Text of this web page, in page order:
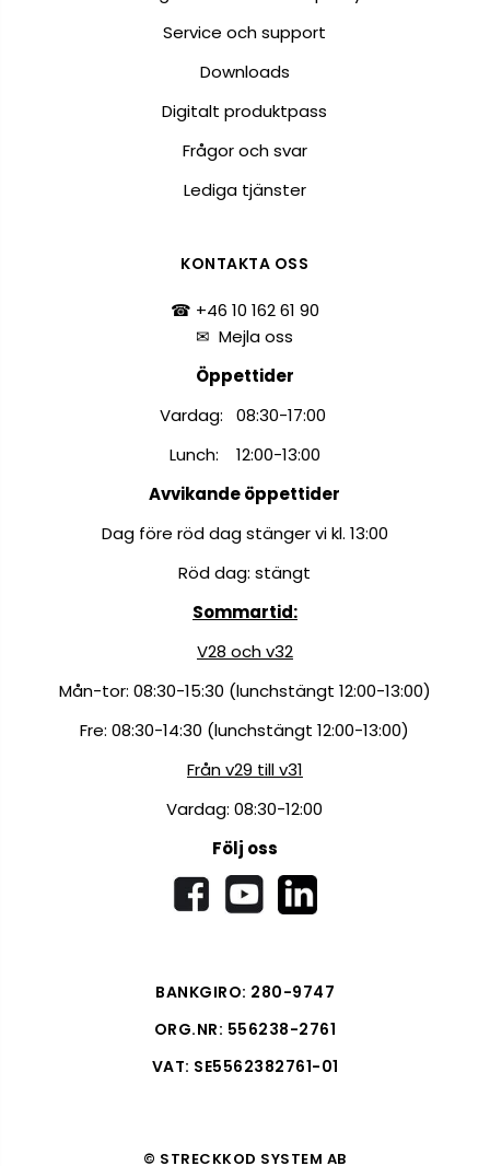
Service och support
Downloads
Digitalt produktpass
Frågor och svar
Lediga tjänster
KONTAKTA OSS
☎ +46 10 162 61 90
✉Mejla oss
Öppettider
Vardag: 08:30-17:00
Lunch: 12:00-13:00
Avvikande öppettider
Dag före röd dag stänger vi kl. 13:00
Röd dag: stängt
Sommartid:
V28 och v32
Mån-tor: 08:30-15:30 (lunchstängt 12:00-13:00)
Fre: 08:30-14:30 (lunchstängt 12:00-13:00)
Från v29 till v31
Vardag: 08:30-12:00
Följ oss
BANKGIRO: 280-9747
ORG.NR: 556238-2761
VAT: SE5562382761-01
© STRECKKOD SYSTEM AB